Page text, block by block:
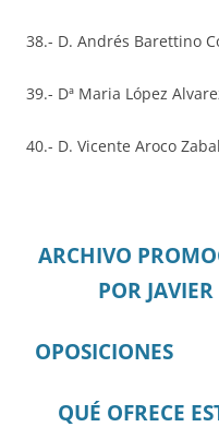
38.- D. Andrés Barettino
39.- Dª Maria López
40.- D. Vicente Aroco
ARCHIVO
POR
OPOSICIONES
QUÉ OFRECE